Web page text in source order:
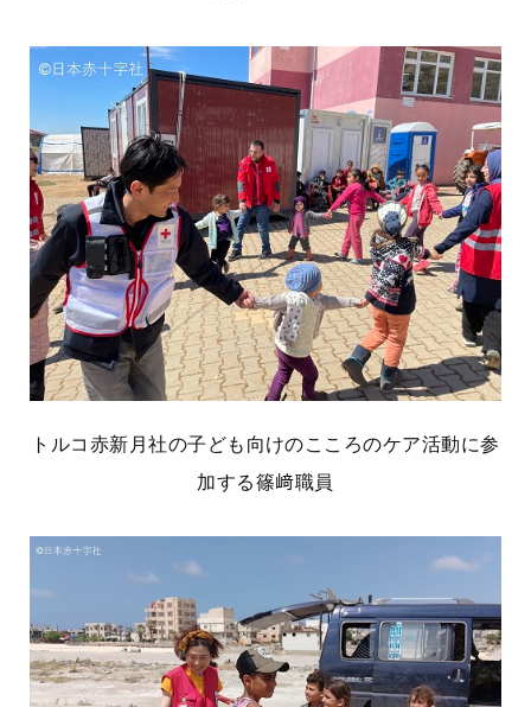
トルコ赤新月社の子ども向けのこころのケア活動に参
加する篠﨑職員